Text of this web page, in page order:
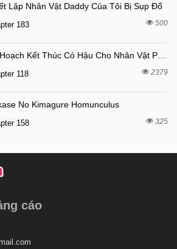
Lập Nhân Vật Daddy Của Tôi Bị Sụp Đổ
183 500
118 2379
No Kimagure Homunculus
158 325
cáo